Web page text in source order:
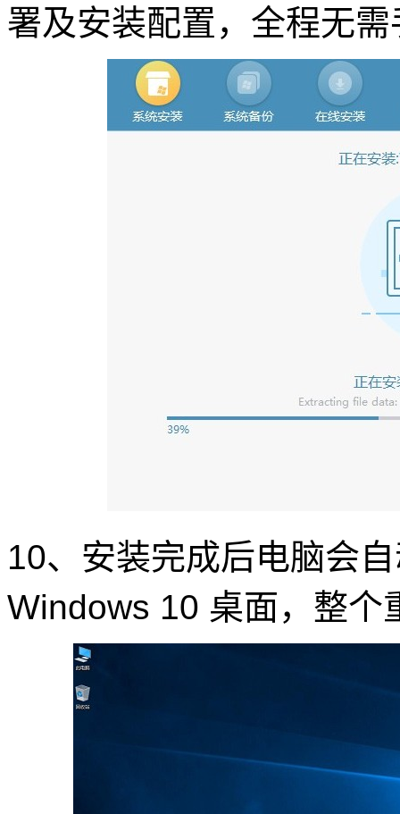
署及安装配置，全程无
10、安装完成后电脑会
Windows 10 桌面，整个